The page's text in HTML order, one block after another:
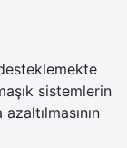
sistemlerin